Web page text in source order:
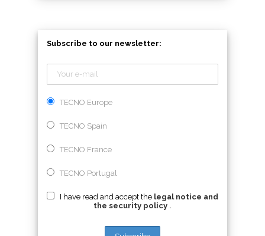
Subscribe to our newsletter:
TECNO Europe
TECNO Spain
TECNO France
TECNO Portugal
I have read and accept the legal notice and
the security policy .